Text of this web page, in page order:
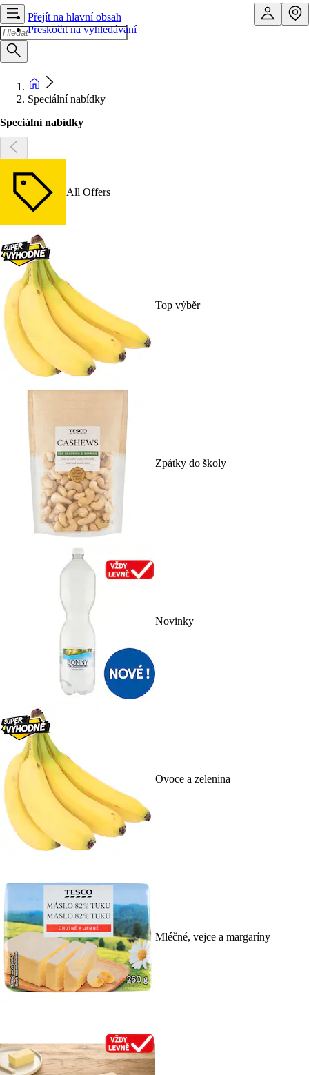
Přejít na hlavní obsah
Přeskočit na vyhledávání
Speciální nabídky
Speciální nabídky
All Offers
Top výběr
Zpátky do školy
Novinky
Ovoce a zelenina
Mléčné, vejce a margaríny